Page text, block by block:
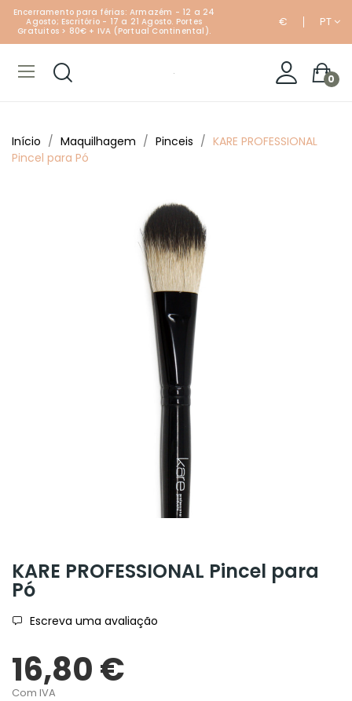
Encerramento para férias: Armazém - 12 a 24
Agosto; Escritório - 17 a 21 Agosto. Portes
Gratuitos > 80€ + IVA (Portual Continental).
€ PT
0
Início Maquilhagem Pinceis
KARE PROFESSIONAL
Pincel para Pó
KARE PROFESSIONAL Pincel para
Pó
Escreva uma avaliação
16,80 €
Com IVA